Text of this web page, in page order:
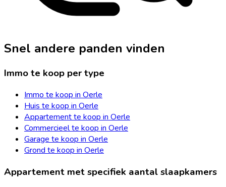
Snel andere panden vinden
Immo te koop per type
Immo te koop in Oerle
Huis te koop in Oerle
Appartement te koop in Oerle
Commercieel te koop in Oerle
Garage te koop in Oerle
Grond te koop in Oerle
Appartement met specifiek aantal slaapkamers